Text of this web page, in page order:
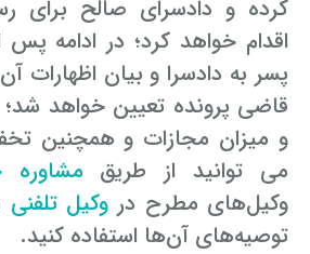
کرده و دادسرای صالح برای
اقدام خواهد کرد؛ در ادامه پس
پسر به دادسرا و بیان اظهارات
قاضی پرونده تعیین خواهد شد؛
و میزان مجازات و همچنین
می‌ توانید از طریق مشاوره
وکیل‌های مطرح دروکیل تلفنی
توصیه‌های آن‌ها استفاده کنید.